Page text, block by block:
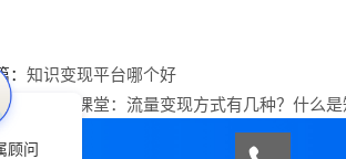
知识变现平台哪个好
小鹅通课堂：流量变现方式有几种？什么
顾问